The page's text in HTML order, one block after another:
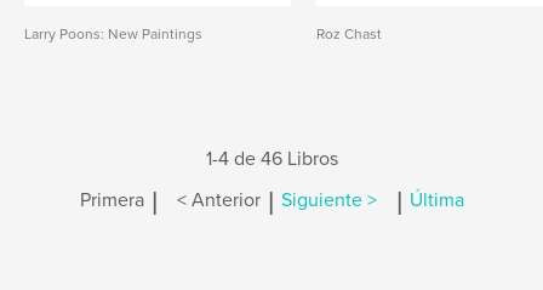
Larry Poons: New Paintings Roz Chast
1-4 de 46 Libros
Primera | < Anterior | Siguiente > | Última